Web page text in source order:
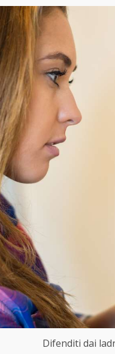
Difenditi dai